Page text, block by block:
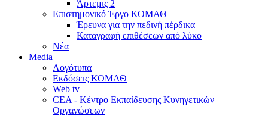
Άρτεμις 2
Επιστημονικό Έργο ΚΟΜΑΘ
Έρευνα για την πεδινή πέρδικα
Καταγραφή επιθέσεων από λύκο
Νέα
Media
Λογότυπα
Εκδόσεις ΚΟΜΑΘ
Web tv
CEA - Κέντρο Εκπαίδευσης Κυνηγετικών
Οργανώσεων